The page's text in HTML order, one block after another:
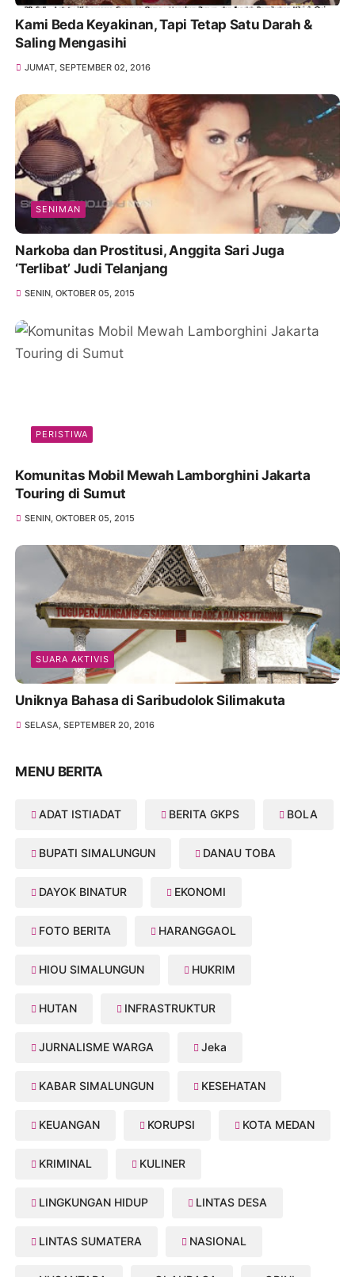
Kami Beda Keyakinan, Tapi Tetap Satu Darah &
Saling Mengasihi
JUMAT, SEPTEMBER 02, 2016
SENIMAN
Narkoba dan Prostitusi, Anggita Sari Juga
‘Terlibat’ Judi Telanjang
SENIN, OKTOBER 05, 2015
PERISTIWA
Komunitas Mobil Mewah Lamborghini Jakarta
Touring di Sumut
SENIN, OKTOBER 05, 2015
SUARA AKTIVIS
Uniknya Bahasa di Saribudolok Silimakuta
SELASA, SEPTEMBER 20, 2016
MENU BERITA
ADAT ISTIADAT BERITA GKPS BOLA
BUPATI SIMALUNGUN DANAU TOBA
DAYOK BINATUR EKONOMI
FOTO BERITA HARANGGAOL
HIOU SIMALUNGUN HUKRIM
HUTAN INFRASTRUKTUR
JURNALISME WARGA Jeka
KABAR SIMALUNGUN KESEHATAN
KEUANGAN KORUPSI KOTA MEDAN
KRIMINAL KULINER
LINGKUNGAN HIDUP LINTAS DESA
LINTAS SUMATERA NASIONAL